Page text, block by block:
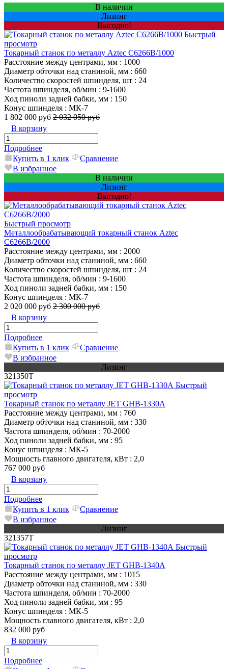
В наличии
Лизинг
Выгодно!
Быстрый
просмотр
Токарный станок по металлу Aztec C6266B/1000
Расстояние между центрами, мм : 1000
Диаметр обточки над станиной, мм : 660
Количество скоростей шпинделя, шт : 24
Частота шпинделя, об/мин : 9-1600
Ход пиноли задней бабки, мм : 150
Конус шпинделя : МК-7
1 802 000 руб 2 032 050 руб
В корзину
Подробнее
Купить в 1 клик
Сравнение
В избранное
В наличии
Лизинг
Выгодно!
Быстрый просмотр
Металлообрабатывающий токарный станок Aztec
C6266B/2000
Расстояние между центрами, мм : 2000
Диаметр обточки над станиной, мм : 660
Количество скоростей шпинделя, шт : 24
Частота шпинделя, об/мин : 9-1600
Ход пиноли задней бабки, мм : 150
Конус шпинделя : МК-7
2 020 000 руб 2 300 000 руб
В корзину
Подробнее
Купить в 1 клик
Сравнение
В избранное
Лизинг
321350T
Быстрый
просмотр
Токарный станок по металлу JET GHB-1330A
Расстояние между центрами, мм : 760
Диаметр обточки над станиной, мм : 330
Частота шпинделя, об/мин : 70-2000
Ход пиноли задней бабки, мм : 95
Конус шпинделя : МК-5
Мощность главного двигателя, кВт : 2,0
767 000 руб
В корзину
Подробнее
Купить в 1 клик
Сравнение
В избранное
Лизинг
321357T
Быстрый
просмотр
Токарный станок по металлу JET GHB-1340A
Расстояние между центрами, мм : 1015
Диаметр обточки над станиной, мм : 330
Частота шпинделя, об/мин : 70-2000
Ход пиноли задней бабки, мм : 95
Конус шпинделя : МК-5
Мощность главного двигателя, кВт : 2,0
832 000 руб
В корзину
Подробнее